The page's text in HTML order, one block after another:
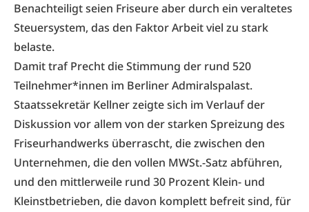
Benachteiligt seien Friseure aber durch ein veraltetes
Steuersystem, das den Faktor Arbeit viel zu stark
belaste.
Damit traf Precht die Stimmung der rund 520
Teilnehmer*innen im Berliner Admiralspalast.
Staatssekretär Kellner zeigte sich im Verlauf der
Diskussion vor allem von der starken Spreizung des
Friseurhandwerks überrascht, die zwischen den
Unternehmen, die den vollen MWSt.-Satz abführen,
und den mittlerweile rund 30 Prozent Klein- und
Kleinstbetrieben, die davon komplett befreit sind, für